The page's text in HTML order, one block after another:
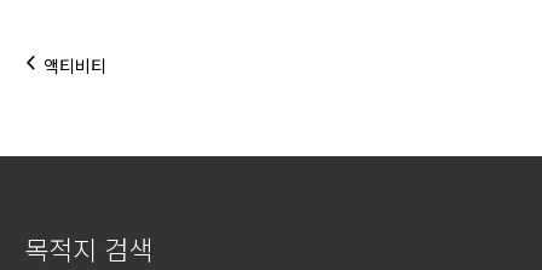
액티비티
목적지 검색